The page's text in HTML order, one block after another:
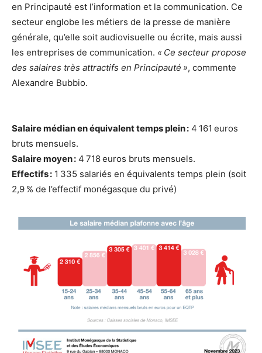
en Principauté est l’information et la communication. Ce
secteur englobe les métiers de la presse de manière
générale, qu’elle soit audiovisuelle ou écrite, mais aussi
les entreprises de communication. « Ce secteur propose
des salaires très attractifs en Principauté », commente
Alexandre Bubbio.
Salaire médian en équivalent temps plein : 4 161 euros
bruts mensuels.
Salaire moyen : 4 718 euros bruts mensuels.
Effectifs : 1 335 salariés en équivalents temps plein (soit
2,9 % de l’effectif monégasque du privé)